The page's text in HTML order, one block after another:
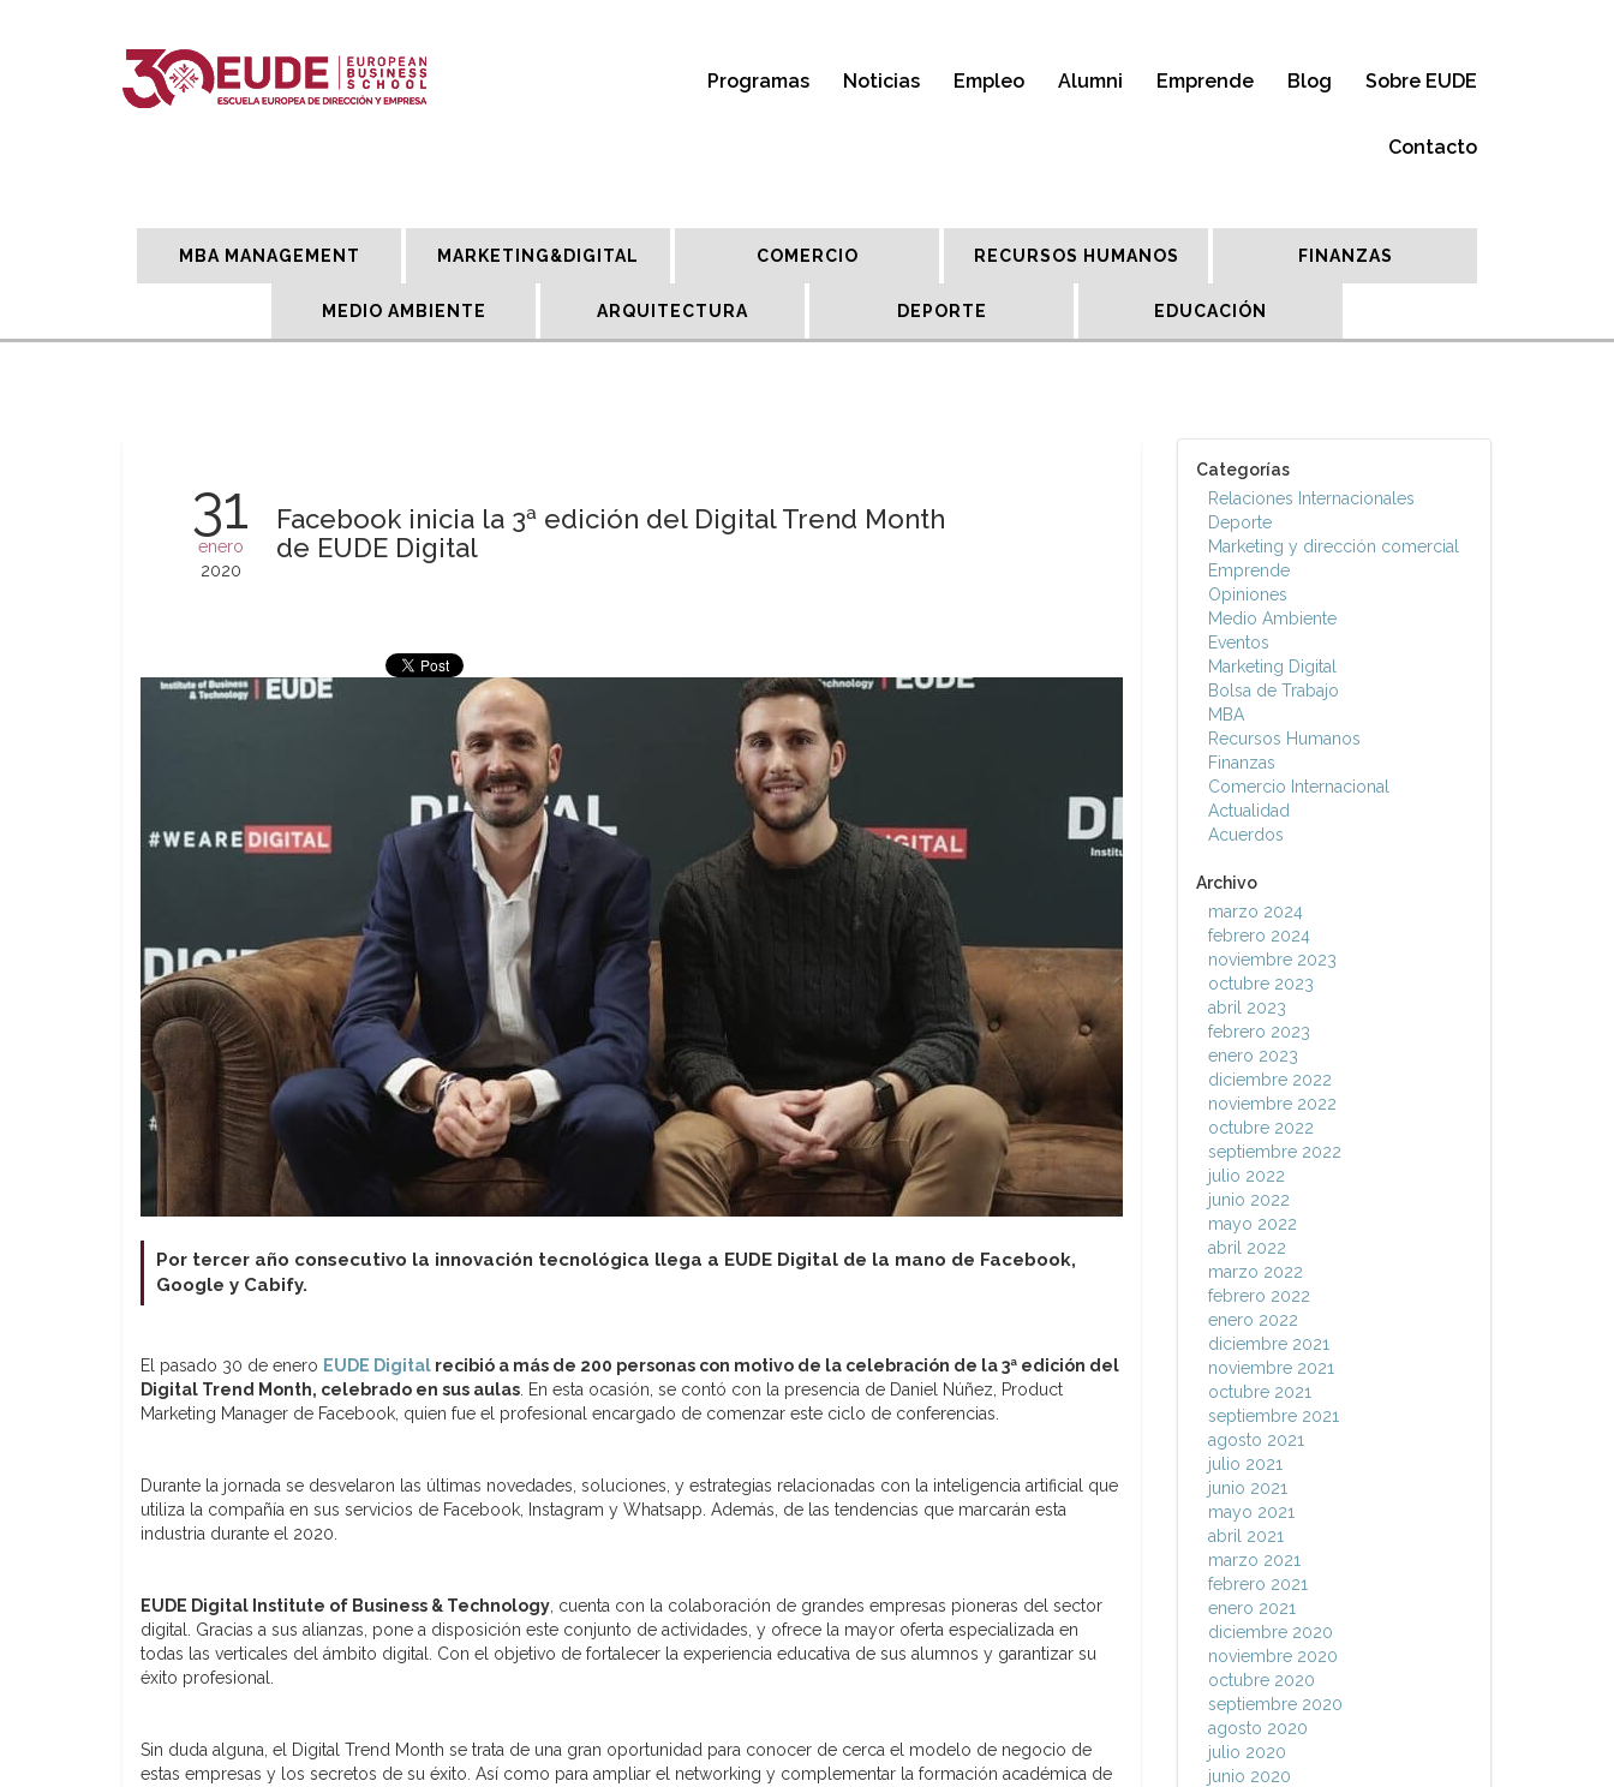
Programas Noticias Empleo Alumni Emprende Blog Sobre EUDE
Contacto
MBA MANAGEMENT MARKETING&DIGITAL COMERCIO RECURSOS HUMANOS FINANZAS
MEDIO AMBIENTE ARQUITECTURA DEPORTE EDUCACIÓN
31
enero
2020
Facebook inicia la 3ª edición del Digital Trend Month
de EUDE Digital
Por tercer año consecutivo la innovación tecnológica llega a EUDE Digital de la mano de Facebook,
Google y Cabify.
El pasado 30 de enero EUDE Digital recibió a más de 200 personas con motivo de la celebración de la 3ª edición del
Digital Trend Month, celebrado en sus aulas . En esta ocasión, se contó con la presencia de Daniel Núñez, Product
Marketing Manager de Facebook, quien fue el profesional encargado de comenzar este ciclo de conferencias.
Durante la jornada se desvelaron las últimas novedades, soluciones, y estrategias relacionadas con la inteligencia artificial que
utiliza la compañía en sus servicios de Facebook, Instagram y Whatsapp. Además, de las tendencias que marcarán esta
industria durante el 2020.
EUDE Digital Institute of Business & Technology , cuenta con la colaboración de grandes empresas pioneras del sector
digital. Gracias a sus alianzas, pone a disposición este conjunto de actividades, y ofrece la mayor oferta especializada en
todas las verticales del ámbito digital. Con el objetivo de fortalecer la experiencia educativa de sus alumnos y garantizar su
éxito profesional.
Sin duda alguna, el Digital Trend Month se trata de una gran oportunidad para conocer de cerca el modelo de negocio de
estas empresas y los secretos de su éxito. Así como para ampliar el networking y complementar la formación académica de
Categorías
Relaciones Internacionales
Deporte
Marketing y dirección comercial
Emprende
Opiniones
Medio Ambiente
Eventos
Marketing Digital
Bolsa de Trabajo
MBA
Recursos Humanos
Finanzas
Comercio Internacional
Actualidad
Acuerdos
Archivo
marzo 2024
febrero 2024
noviembre 2023
octubre 2023
abril 2023
febrero 2023
enero 2023
diciembre 2022
noviembre 2022
octubre 2022
septiembre 2022
julio 2022
junio 2022
mayo 2022
abril 2022
marzo 2022
febrero 2022
enero 2022
diciembre 2021
noviembre 2021
octubre 2021
septiembre 2021
agosto 2021
julio 2021
junio 2021
mayo 2021
abril 2021
marzo 2021
febrero 2021
enero 2021
diciembre 2020
noviembre 2020
octubre 2020
septiembre 2020
agosto 2020
julio 2020
junio 2020